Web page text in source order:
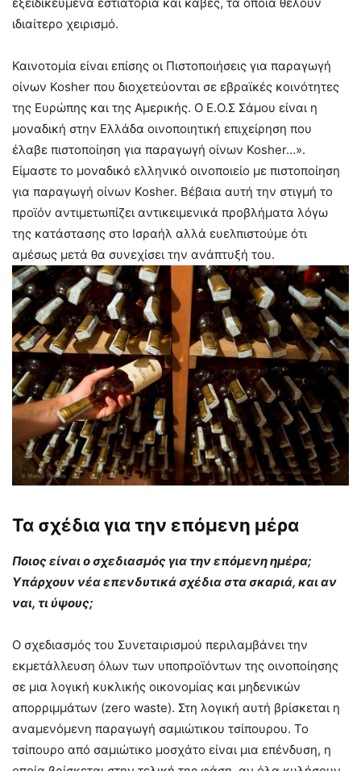
ιδιαίτερο χειρισμό.
Καινοτομία είναι επίσης οι Πιστοποιήσεις για παραγωγή
οίνων Kosher που διοχετεύονται σε εβραϊκές κοινότητες
της Ευρώπης και της Αμερικής. Ο Ε.Ο.Σ Σάμου είναι η
μοναδική στην Ελλάδα οινοποιητική επιχείρηση που
έλαβε πιστοποίηση για παραγωγή οίνων Kosher…».
Είμαστε το μοναδικό ελληνικό οινοποιείο με πιστοποίηση
για παραγωγή οίνων Kosher. Βέβαια αυτή την στιγμή το
προϊόν αντιμετωπίζει αντικειμενικά προβλήματα λόγω
της κατάστασης στο Ισραήλ αλλά ευελπιστούμε ότι
αμέσως μετά θα συνεχίσει την ανάπτυξή του.
Τα σχέδια για την επόμενη μέρα
Ποιος είναι ο σχεδιασμός για την επόμενη ημέρα;
Υπάρχουν νέα επενδυτικά σχέδια στα σκαριά, και αν
ναι, τι ύψους;
Ο σχεδιασμός του Συνεταιρισμού περιλαμβάνει την
εκμετάλλευση όλων των υποπροϊόντων της οινοποίησης
σε μια λογική κυκλικής οικονομίας και μηδενικών
απορριμμάτων (zero waste). Στη λογική αυτή βρίσκεται η
αναμενόμενη παραγωγή σαμιώτικου τσίπουρου. Το
τσίπουρο από σαμιώτικο μοσχάτο είναι μια επένδυση, η